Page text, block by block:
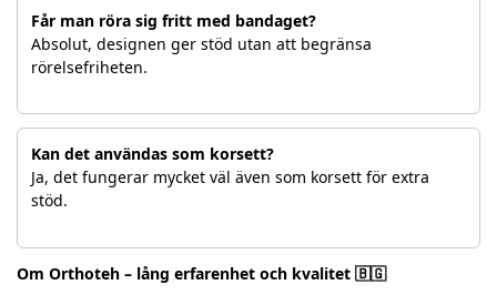
Får man röra sig fritt med bandaget?
Absolut, designen ger stöd utan att begränsa
rörelsefriheten.
Kan det användas som korsett?
Ja, det fungerar mycket väl även som korsett för extra
stöd.
Om Orthoteh – lång erfarenhet och kvalitet 🇧🇬